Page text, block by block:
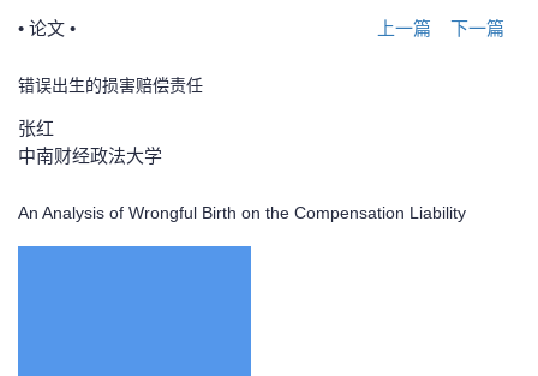
• 论文 •
上一篇 下一篇
错误出生的损害赔偿责任
张红
中南财经政法大学
An Analysis of Wrongful Birth on the Compensation Liability